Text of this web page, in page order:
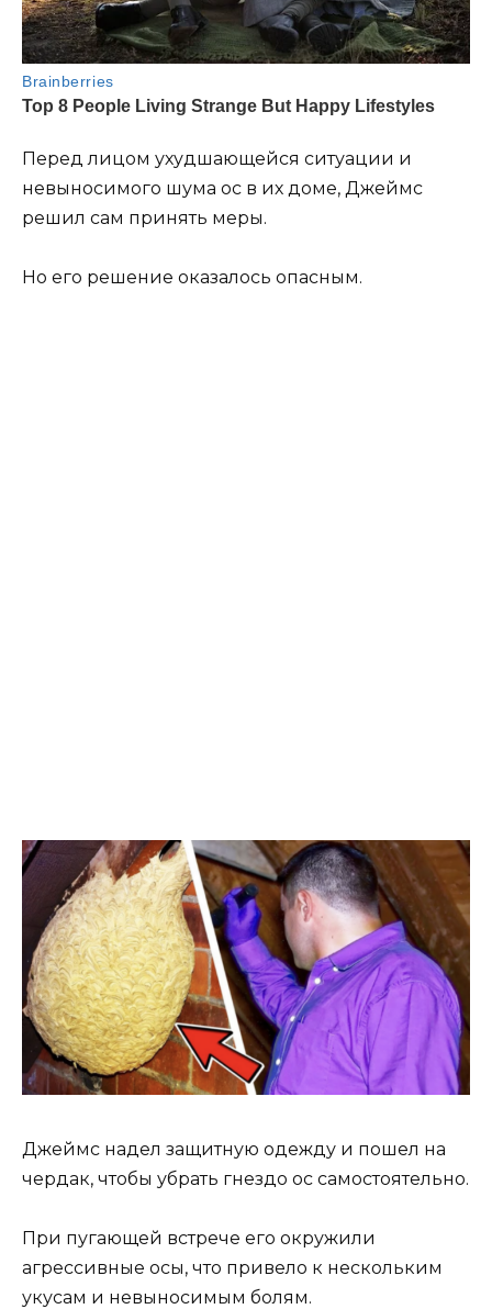
Перед лицом ухудшающейся ситуации и
невыносимого шума ос в их доме, Джеймс
решил сам принять меры.
Но его решение оказалось опасным.
Джеймс надел защитную одежду и пошел на
чердак, чтобы убрать гнездо ос самостоятельно.
При пугающей встрече его окружили
агрессивные осы, что привело к нескольким
укусам и невыносимым болям.